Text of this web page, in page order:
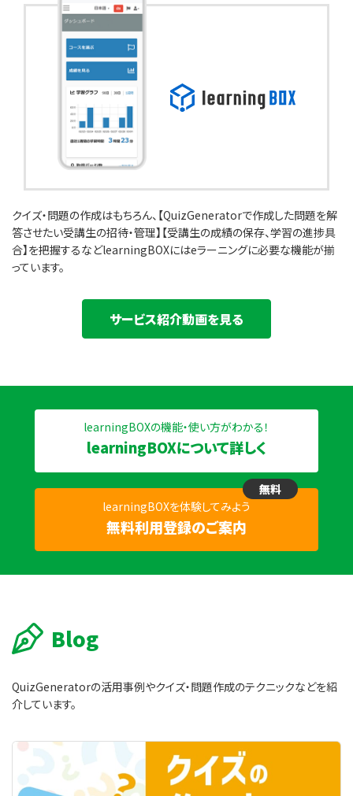
クイズ・問題の作成はもちろん、【QuizGeneratorで作成した問題を解
答させたい受講生の招待・管理】【受講生の成績の保存、学習の進捗具
合】を把握するなどlearningBOXにはeラーニングに必要な機能が揃
っています。
サービス紹介動画を見る
learningBOXの機能・使い方がわかる！
learningBOXについて詳しく
learningBOXを体験してみよう
無料利用登録のご案内
無料
Blog
QuizGeneratorの活用事例やクイズ・問題作成のテクニックなどを紹
介しています。